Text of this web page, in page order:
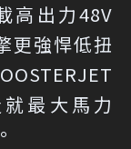
高出力48V
更強悍低扭
最大馬力